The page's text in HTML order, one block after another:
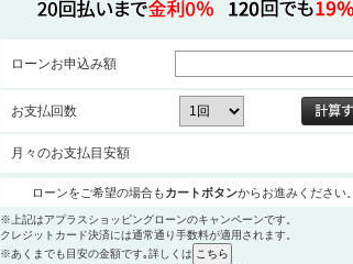
ローンお申込み額
お支払回数
月々のお支払目安額
ローンをご希望の場合もカートボタンからお進みください。
※上記はアプラスショッピングローンのキャンペーンです。
クレジットカード決済には通常通り手数料が適用されます。
※あくまでも目安の金額です｡詳しくは